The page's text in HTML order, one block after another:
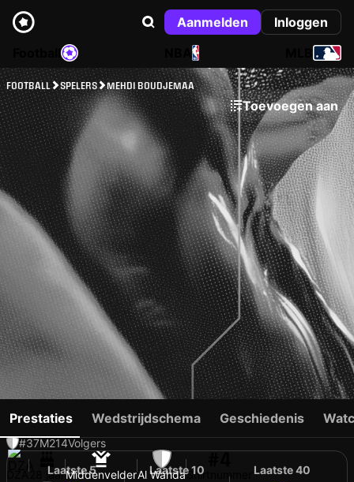
Aanmelden
Inloggen
NBA
FOOTBALL SPELERS MEHDI BOUDJEMAA
Toevoegen aan
MEHDI BOUDJEMAA
#37M214Volgers
28 jaarMiddenvelderAl WahdaShirtnummer
Prestaties Wedstrijdschema Geschiedenis
Laatste 5 Laatste 10 Laatste 40